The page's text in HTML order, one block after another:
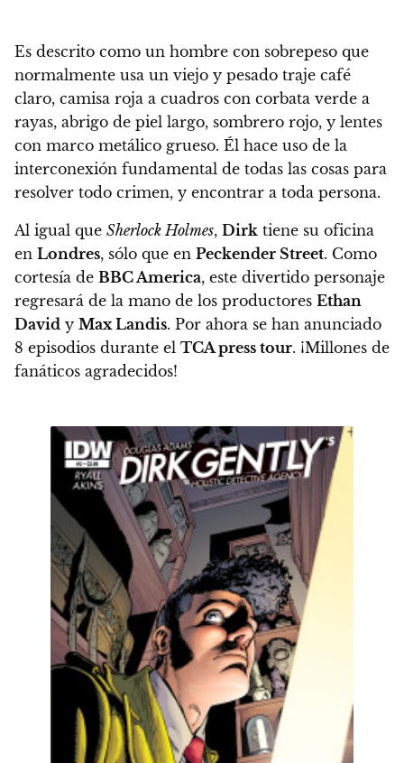
Es descrito como un hombre con sobrepeso que
normalmente usa un viejo y pesado traje café
claro, camisa roja a cuadros con corbata verde a
rayas, abrigo de piel largo, sombrero rojo, y lentes
con marco metálico grueso. Él hace uso de la
interconexión fundamental de todas las cosas para
resolver todo crimen, y encontrar a toda persona.
Al igual que Sherlock Holmes, Dirk tiene su oficina
en Londres, sólo que en Peckender Street. Como
cortesía de BBC America, este divertido personaje
regresará de la mano de los productores Ethan
David y Max Landis. Por ahora se han anunciado
8 episodios durante el TCA press tour. ¡Millones de
fanáticos agradecidos!